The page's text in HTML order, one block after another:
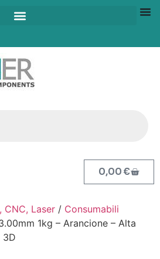
0,00€
CNC, Laser / Consumabili
1kg – Arancione – Alta
3D